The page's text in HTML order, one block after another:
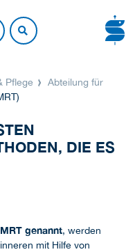
Pflege
Abteilung für
DIE ES
genannt, werden
mit Hilfe von